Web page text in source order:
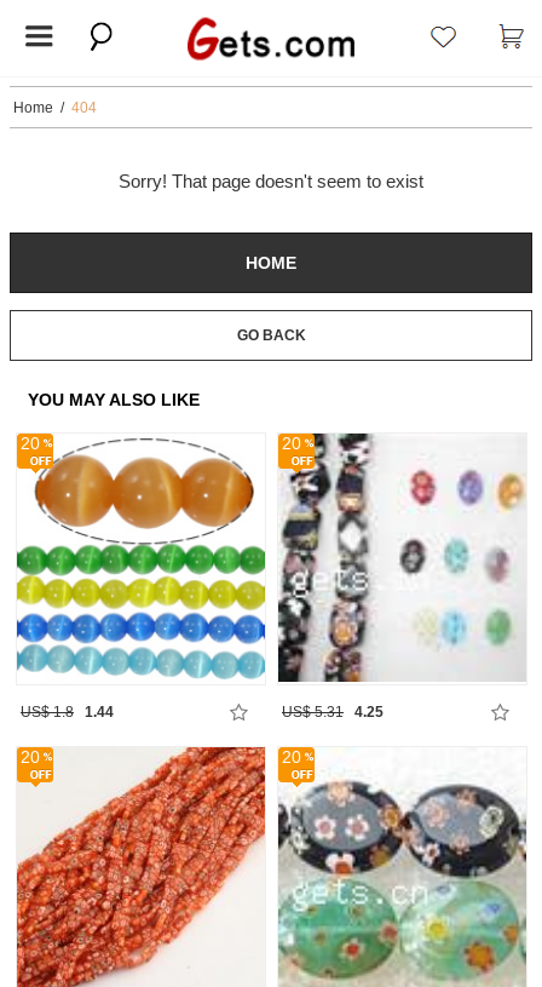
Home / 404
Sorry! That page doesn't seem to exist
HOME
GO BACK
YOU MAY ALSO LIKE
20
US$ 1.8 1.44
20
US$ 5.31 4.25
20 20